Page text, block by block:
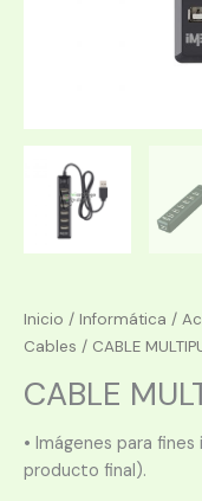
Inicio / Informática /
Cables / CABLE
CABLE
• Imágenes para
producto final).